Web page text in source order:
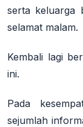
serta keluarga
selamat malam.
Kembali lagi
ini.
Pada
sejumlah